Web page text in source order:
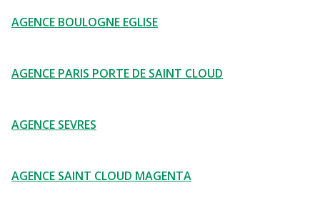
AGENCE BOULOGNE EGLISE
AGENCE PARIS PORTE DE SAINT CLOUD
AGENCE SEVRES
AGENCE SAINT CLOUD MAGENTA